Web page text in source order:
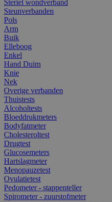
Steriel wondverband
Steunverbanden
Pols
Arm
Buik
Elleboog
Enkel
Hand Duim
Knie
Nek
Overige verbanden
Thuistests
Alcoholtests
Bloeddrukmeters
Bodyfatmeter
Cholesteroltest
Drugtest
Glucosemeters
Hartslagmeter
Menopauzetest
Ovulatietest
Pedometer - stappenteller
Spirometer - zuurstofmeter